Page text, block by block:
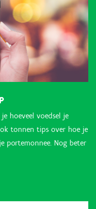
hoeveel voedsel je
tonnen tips over hoe je
portemonnee. Nog beter